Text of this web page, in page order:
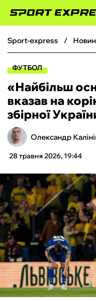
ФУТБОЛ
БОКС
ХОКЕЙ
ТЕНІС
КІБЕРСПОРТ
ЧС-2026
ФУТЗАЛ
ІНШІ
БУКМЕКЕРИ
sport-express
ФУТБОЛ
«Найбільш
вказав на
збірної
Олександр
28 травня 2026, 19:44